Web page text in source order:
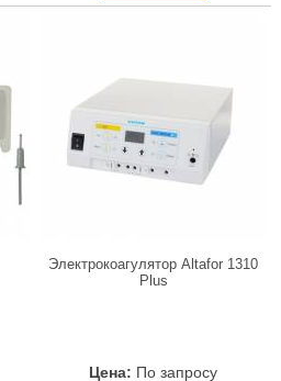
Электрокоагулятор Altafor 1310
Plus
Цена: По запросу